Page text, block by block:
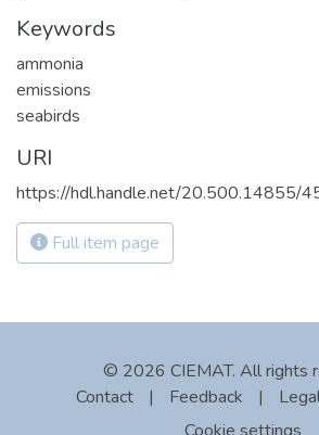
Keywords
ammonia
emissions
seabirds
URI
https://hdl.handle.net/20.500.14855/
Full item page
© 2026 CIEMAT. All rights
Contact
| Feedback |